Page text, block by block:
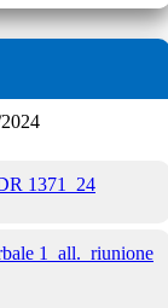
1371_24
1_all._riunione